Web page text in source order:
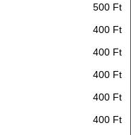
500 Ft
400 Ft
400 Ft
400 Ft
400 Ft
400 Ft